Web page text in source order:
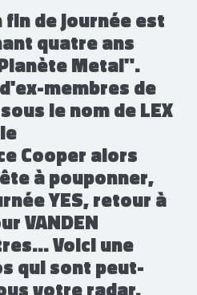
fin de journée est
quatre ans
Metal".
membres de
le nom de LEX
Cooper alors
à pouponner,
YES, retour à
VANDEN
Voici une
qui sont peut-
votre radar.